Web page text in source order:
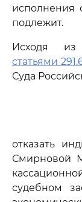
исполнения
подлежит.
Исходя из
статьями
Суда
отказать
Смирновой
судебном